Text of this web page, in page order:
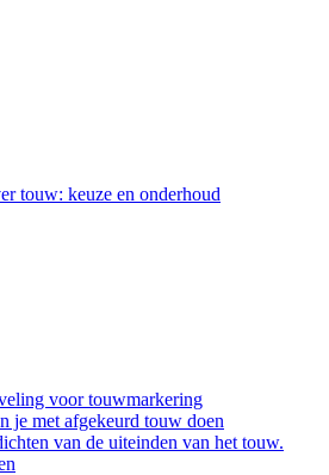
touw: keuze en onderhoud
voor touwmarkering
je met afgekeurd touw doen
van de uiteinden van het touw.